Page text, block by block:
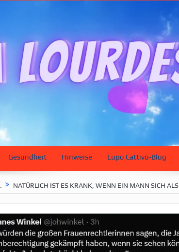
Gesundheit Hinweise Lupo Cattivo-Blog
NATÜRLICH IST ES KRANK, WENN EIN MANN SICH ALS